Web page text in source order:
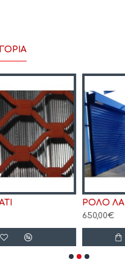
ΡΟΛΟ
650,00€